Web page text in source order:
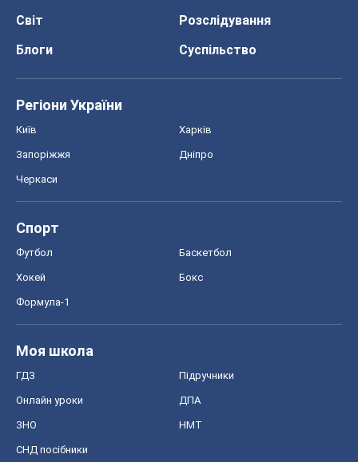
Світ
Розслідування
Блоги
Суспільство
Регіони України
Київ Харків
Запоріжжя Дніпро
Черкаси
Спорт
Футбол Баскетбол
Хокей Бокс
Формула-1
Моя школа
ГДЗ Підручники
Онлайн уроки ДПА
ЗНО НМТ
СНД посібники